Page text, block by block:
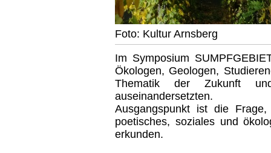
Foto: Kultur Arnsberg
Im Symposium
Ökologen, Geologen,
Thematik der Zukunft
auseinandersetzten.
Ausgangspunkt ist die
poetisches, soziales und
erkunden.